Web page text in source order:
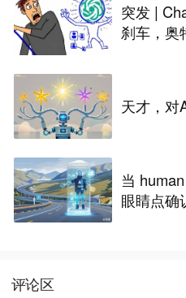
突发 |
刹车，奥
天才，对
当
眼睛点确
评论区